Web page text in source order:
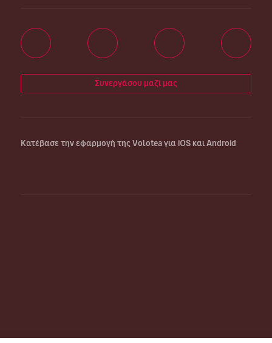
Συνεργάσου μαζί μας
Κατέβασε την εφαρμογή της Volotea για iOS και Android